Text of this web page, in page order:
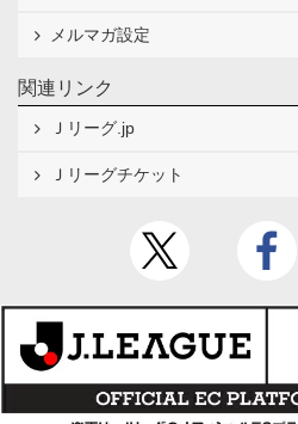
メルマガ設定
関連リンク
Ｊリーグ.jp
Ｊリーグチケット